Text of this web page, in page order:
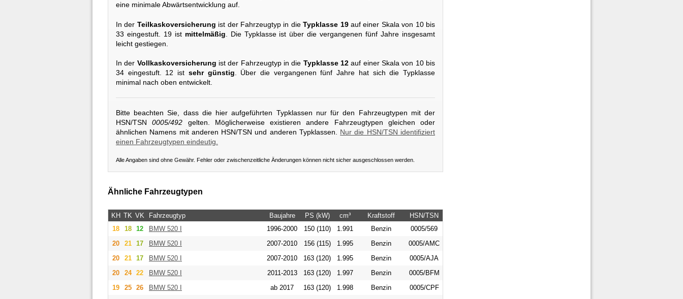
eine minimale Abwärtsentwicklung auf.
In der Teilkaskoversicherung ist der Fahrzeugtyp in dieTypklasse 19auf einer Skala von 10 bis
33 eingestuft. 19 ist mittelmäßig . Die Typklasse ist über die vergangenen fünf Jahre insgesamt
leicht gestiegen.
In der Vollkaskoversicherung ist der Fahrzeugtyp in die Typklasse 12 auf einer Skala von 10 bis
34 eingestuft. 12 ist sehr günstig. Über die vergangenen fünf Jahre hat sich die Typklasse
minimal nach oben entwickelt.
Bitte beachten Sie, dass die hier aufgeführten Typklassen nur für den Fahrzeugtypen mit der
HSN/TSN0005/492 gelten. Möglicherweise existieren andere Fahrzeugtypen gleichen oder
ähnlichen Namens mit anderen HSN/TSN und anderen Typklassen. Nur die HSN/TSN identifiziert
einen Fahrzeugtypen eindeutig.
Alle Angaben sind ohne Gewähr. Fehler oder zwischenzeitliche Änderungen können nicht sicher ausgeschlossen werden.
Ähnliche Fahrzeugtypen
KH TK VK Fahrzeugtyp Baujahre PS (kW) cm³ Kraftstoff
HSN/TSN
18
18 12 BMW 520 I 1996-2000 150 (110) 1.991 Benzin
0005/569
20
21 17 BMW 520 I 2007-2010 156 (115) 1.995 Benzin
0005/AMC
20
21 17 BMW 520 I 2007-2010 163 (120) 1.995 Benzin
0005/AJA
20
24 22 BMW 520 I 2011-2013 163 (120) 1.997 Benzin
0005/BFM
19
25 26 BMW 520 I ab 2017 163 (120) 1.998 Benzin
0005/CPF